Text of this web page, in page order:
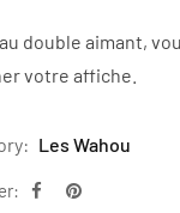
double aimant,
votre affiche.
Les Wahou